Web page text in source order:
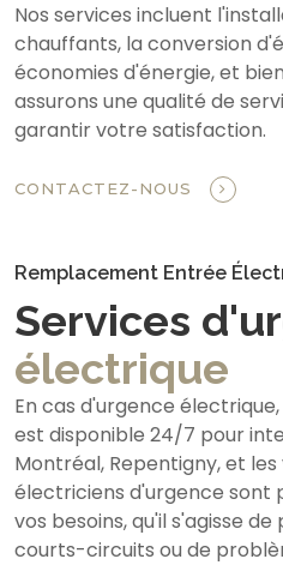
Nos services incluent
chauffants, la conversion
économies d'énergie, et
assurons une qualité de
garantir votre satisfaction.
CONTACTEZ-NOUS
Remplacement Entrée
Services
électrique
En cas d'urgence
est disponible 24/7 pour
Montréal, Repentigny, et les
électriciens d'urgence sont
vos besoins, qu'il s'agisse
courts-circuits ou de